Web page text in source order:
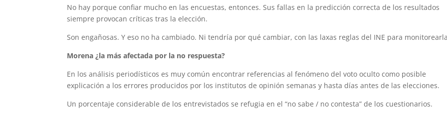
No hay porque confiar mucho en las encuestas, entonces. Sus fallas en la predicción correcta de los resultados
siempre provocan críticas tras la elección.
Son engañosas. Y eso no ha cambiado. Ni tendría por qué cambiar, con las laxas reglas del INE para
Morena ¿la más afectada por la no respuesta?
En los análisis periodísticos es muy común encontrar referencias al fenómeno del voto oculto como posible
explicación a los errores producidos por los institutos de opinión semanas y hasta días antes de las elecciones.
Un porcentaje considerable de los entrevistados se refugia en el “no sabe / no contesta” de los cuestionarios.